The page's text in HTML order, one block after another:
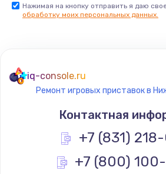
Нажимая на кнопку отправить я даю
обработку моих персональных данных.
iq-console.ru
Ремонт игровых приставок в
Контактная
+7 (831)
+7 (800)